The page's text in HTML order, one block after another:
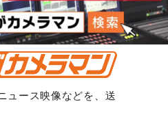
ュース映像などを、送